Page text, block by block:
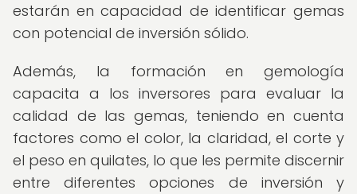
estarán en capacidad de identificar gemas
con potencial de inversión sólido.
Además, la formación en gemología
capacita a los inversores para evaluar la
calidad de las gemas, teniendo en cuenta
factores como el color, la claridad, el corte y
el peso en quilates, lo que les permite discernir
entre diferentes opciones de inversión y